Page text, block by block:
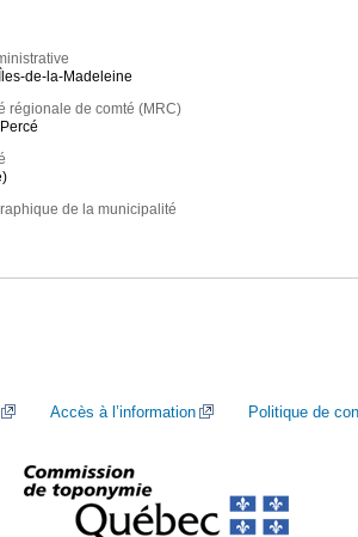
de-la-Madeleine
régionale de comté (MRC)
de la municipalité
Accès à l’information Politique de